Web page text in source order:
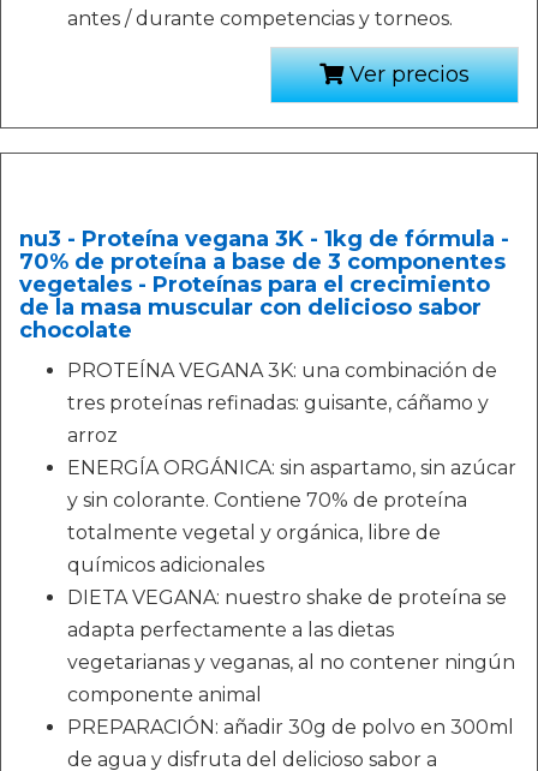
antes / durante competencias y torneos.
Ver precios
nu3 - Proteína vegana 3K - 1kg de fórmula -
70% de proteína a base de 3 componentes
vegetales - Proteínas para el crecimiento
de la masa muscular con delicioso sabor
chocolate
PROTEÍNA VEGANA 3K: una combinación de
tres proteínas refinadas: guisante, cáñamo y
arroz
ENERGÍA ORGÁNICA: sin aspartamo, sin azúcar
y sin colorante. Contiene 70% de proteína
totalmente vegetal y orgánica, libre de
químicos adicionales
DIETA VEGANA: nuestro shake de proteína se
adapta perfectamente a las dietas
vegetarianas y veganas, al no contener ningún
componente animal
PREPARACIÓN: añadir 30g de polvo en 300ml
de agua y disfruta del delicioso sabor a